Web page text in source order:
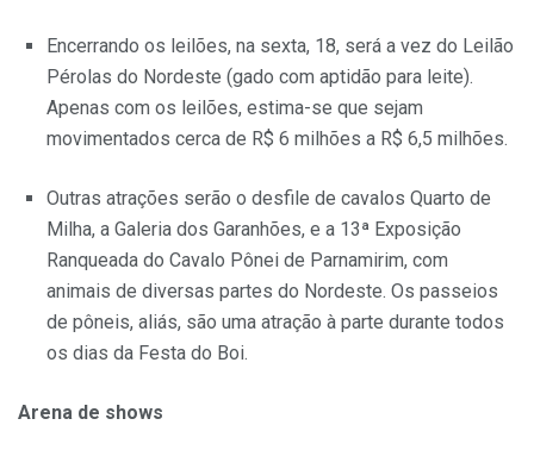
Encerrando os leilões, na sexta, 18, será a vez do Leilão
Pérolas do Nordeste (gado com aptidão para leite).
Apenas com os leilões, estima-se que sejam
movimentados cerca de R$ 6 milhões a R$ 6,5 milhões.
Outras atrações serão o desfile de cavalos Quarto de
Milha, a Galeria dos Garanhões, e a 13ª Exposição
Ranqueada do Cavalo Pônei de Parnamirim, com
animais de diversas partes do Nordeste. Os passeios
de pôneis, aliás, são uma atração à parte durante todos
os dias da Festa do Boi.
Arena de shows